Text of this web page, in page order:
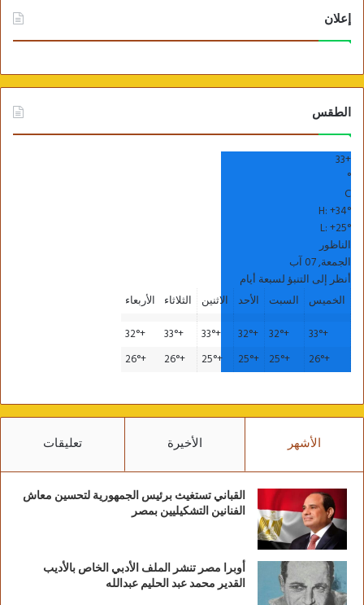
إعلان
الطقس
+
33
°
C
H:+34°
L:+25°
الناظور
الجمعة, 07 آب
أنظر إلى التنبؤ لسبعة أيام
الخميس
السبت الأحد الاثنين الثلاثاء
الأربعاء
+
33°
+
32°
+
32°
+
33°
+
33°
+
32°
+
26°
+
25°
+
25°
+
25°
+
26°
+
26°
الأشهر الأخيرة تعليقات
القباني تستغيث برئيس الجمهورية لتحسين معاش
الفنانين التشكيليين بمصر
أوبرا مصر تنشر الملف الأدبي الخاص بالأديب
القدير محمد عبد الحليم عبدالله